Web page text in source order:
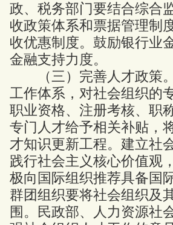
政、税务部门要结合综合
收政策体系和票据管理制
收优惠制度。鼓励银行业
金融支持力度。
（三）完善人才政策。
工作体系，对社会组织的
职业资格、注册考核、职
专门人才给予相关补贴，
才知识更新工程。建立社
践行社会主义核心价值观
极向国际组织推荐具备国
群团组织要将社会组织及
围。民政部、人力资源社